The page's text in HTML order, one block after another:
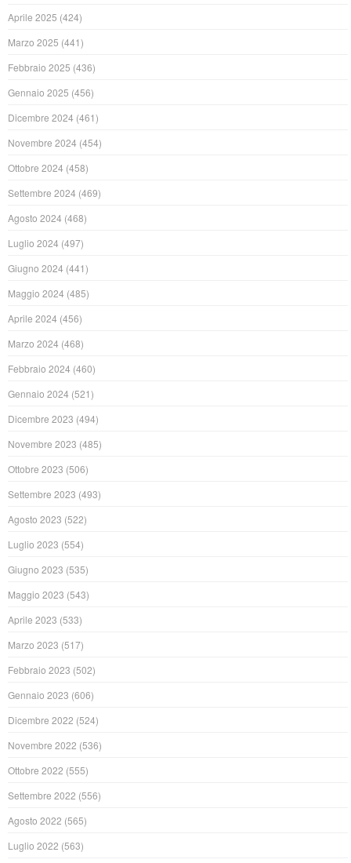
Aprile 2025 (424)
Marzo 2025 (441)
Febbraio 2025 (436)
Gennaio 2025 (456)
Dicembre 2024 (461)
Novembre 2024 (454)
Ottobre 2024 (458)
Settembre 2024 (469)
Agosto 2024 (468)
Luglio 2024 (497)
Giugno 2024 (441)
Maggio 2024 (485)
Aprile 2024 (456)
Marzo 2024 (468)
Febbraio 2024 (460)
Gennaio 2024 (521)
Dicembre 2023 (494)
Novembre 2023 (485)
Ottobre 2023 (506)
Settembre 2023 (493)
Agosto 2023 (522)
Luglio 2023 (554)
Giugno 2023 (535)
Maggio 2023 (543)
Aprile 2023 (533)
Marzo 2023 (517)
Febbraio 2023 (502)
Gennaio 2023 (606)
Dicembre 2022 (524)
Novembre 2022 (536)
Ottobre 2022 (555)
Settembre 2022 (556)
Agosto 2022 (565)
Luglio 2022 (563)